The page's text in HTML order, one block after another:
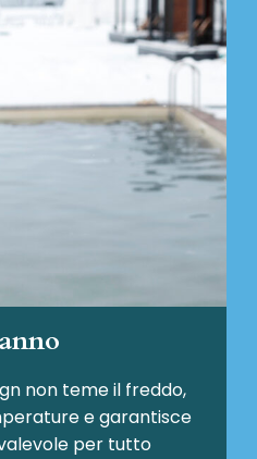
non teme il freddo,
e garantisce
per tutto